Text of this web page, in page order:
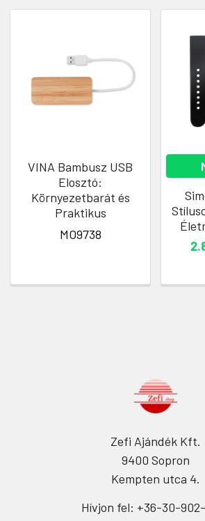
VINA Bambusz USB
Elosztó:
Környezetbarát és
Praktikus
MO9738
Zefi Ajándék Kft.
9400 Sopron
Kempten utca 4.
Hívjon fel: +36-30-